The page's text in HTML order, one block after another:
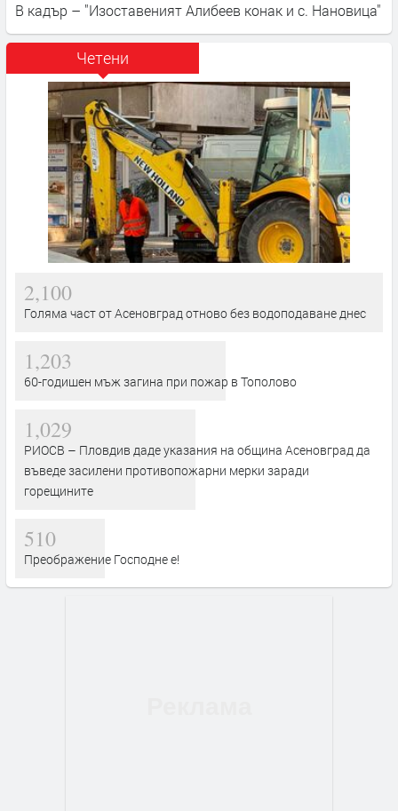
В кадър – "Изоставеният Алибеев конак и с. Нановица"
Четени
2,100
Голяма част от Асеновград отново без водоподаване днес
1,203
60-годишен мъж загина при пожар в Тополово
1,029
РИОСВ – Пловдив даде указания на община Асеновград да
въведе засилени противопожарни мерки заради
горещините
510
Преображение Господне е!